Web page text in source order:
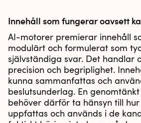
Innehåll som fungerar oavsett
AI-motorer premierar innehåll
modulärt och formulerat som
självständiga svar. Det handlar
precision och begriplighet.
kunna sammanfattas och
beslutsunderlag. En
behöver därför ta hänsyn till
uppfattas och används i de